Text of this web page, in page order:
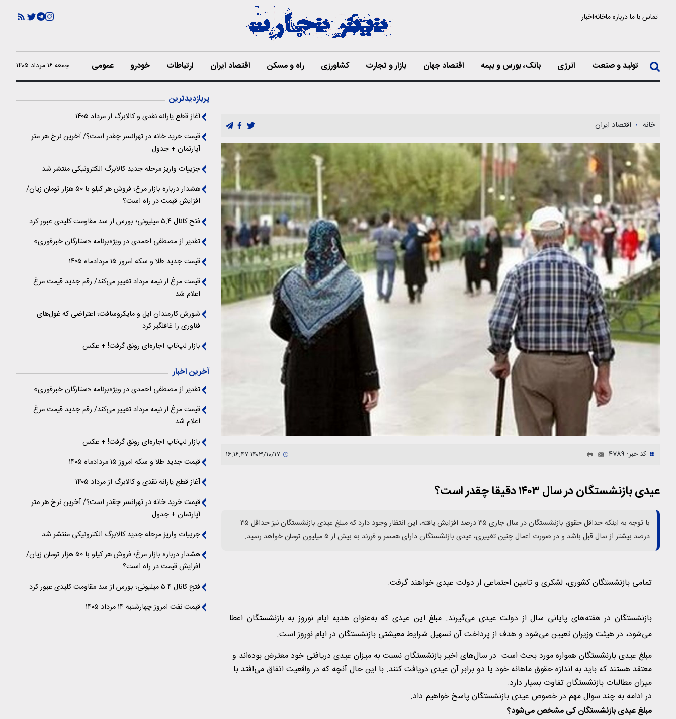
تماس با مادرباره ماخانهاخبار
تولید و صنعت انرژی بانک، بورس و بیمه اقتصاد جهان بازار و تجارت کشاورزی راه و مسکن اقتصاد ایران ارتباطات خودرو عمومی جمعه ۱۶ مرداد ۱۴۰۵
خانه اقتصاد ایران
کد خبر: 4789
عیدی بازنشستگان در سال ۱۴۰۳ دقیقا چقدر است؟
با توجه به اینکه حداقل حقوق بازنشستگان در سال جاری ۳۵ درصد افزایش یافته، این انتظار وجود دارد که مبلغ عیدی بازنشستگان نیز حداقل ۳۵
درصد بیشتر از سال قبل باشد و در صورت اعمال چنین تغییری، عیدی بازنشستگان دارای همسر و فرزند به بیش از ۵ میلیون تومان خواهد رسید.
تمامی بازنشستگان کشوری، لشکری و تامین اجتماعی از دولت عیدی خواهند گرفت.
بازنشستگان در هفته‌های پایانی سال از دولت عیدی می‌گیرند. مبلغ این عیدی که به‌عنوان هدیه ایام نوروز به بازنشستگان اعطا
می‌شود، در هیئت وزیران تعیین می‌شود و هدف از پرداخت آن تسهیل شرایط معیشتی بازنشستگان در ایام نوروز است.
مبلغ عیدی بازنشستگان همواره مورد بحث است. در سال‌های اخیر بازنشستگان نسبت به میزان عیدی دریافتی خود معترض بوده‌اند و
معتقد هستند که باید به اندازه حقوق ماهانه خود یا دو برابر آن عیدی دریافت کنند. با این حال آنچه که در واقعیت اتفاق می‌افتد با
میزان مطالبات بازنشستگان تفاوت بسیار دارد.
در ادامه به چند سوال مهم در خصوص عیدی بازنشستگان پاسخ خواهیم داد.
مبلغ عیدی بازنشستگان کی مشخص می‌شود؟
پربازدیدترین
آغاز قطع یارانه نقدی و کالابرگ از مرداد ۱۴۰۵
قیمت خرید خانه در تهرانسر چقدر است؟/ آخرین نرخ هر متر
آپارتمان + جدول
جزییات واریز مرحله جدید کالابرگ الکترونیکی منتشر شد
هشدار درباره بازار مرغ؛ فروش هر کیلو با ۵۰ هزار تومان زیان/
افزایش قیمت در راه است؟
فتح کانال ۵.۴ میلیونی؛ بورس از سد مقاومت کلیدی عبور کرد
تقدیر از مصطفی احمدی در ویژه‌برنامه «ستارگان خبرفوری»
قیمت جدید طلا و سکه امروز ۱۵ مردادماه ۱۴۰۵
قیمت مرغ از نیمه مرداد تغییر می‌کند/ رقم جدید قیمت مرغ
اعلام شد
شورش کارمندان اپل و مایکروسافت؛ اعتراضی که غول‌های
فناوری را غافلگیر کرد
بازار لپ‌تاپ اجاره‌ای رونق گرفت! + عکس
آخرین اخبار
تقدیر از مصطفی احمدی در ویژه‌برنامه «ستارگان خبرفوری»
قیمت مرغ از نیمه مرداد تغییر می‌کند/ رقم جدید قیمت مرغ
اعلام شد
بازار لپ‌تاپ اجاره‌ای رونق گرفت! + عکس
قیمت جدید طلا و سکه امروز ۱۵ مردادماه ۱۴۰۵
آغاز قطع یارانه نقدی و کالابرگ از مرداد ۱۴۰۵
قیمت خرید خانه در تهرانسر چقدر است؟/ آخرین نرخ هر متر
آپارتمان + جدول
جزییات واریز مرحله جدید کالابرگ الکترونیکی منتشر شد
هشدار درباره بازار مرغ؛ فروش هر کیلو با ۵۰ هزار تومان زیان/
افزایش قیمت در راه است؟
فتح کانال ۵.۴ میلیونی؛ بورس از سد مقاومت کلیدی عبور کرد
قیمت نفت امروز چهارشنبه ۱۴ مرداد ۱۴۰۵